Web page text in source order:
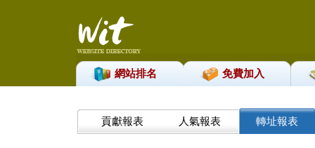
網站排名 免費加入
貢獻報表 人氣報表 轉址報表